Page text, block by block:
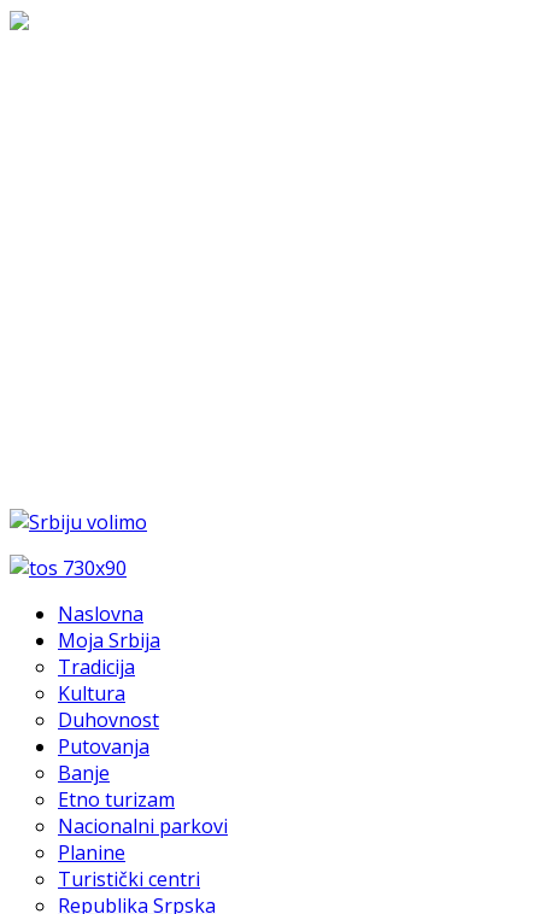
Naslovna
Moja Srbija
Tradicija
Kultura
Duhovnost
Putovanja
Banje
Etno turizam
Nacionalni parkovi
Planine
Turistički centri
Republika Srpska